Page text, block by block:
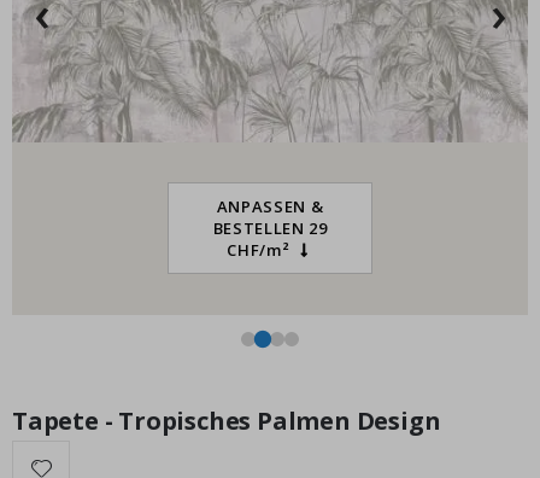
ANPASSEN &
BESTELLEN 29
CHF/m²
Tapete - Tropisches Palmen Design